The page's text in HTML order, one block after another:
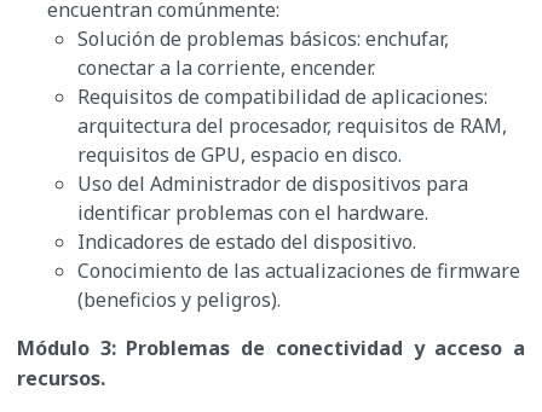
encuentran comúnmente:
Solución de problemas básicos: enchufar,
conectar a la corriente, encender.
Requisitos de compatibilidad de aplicaciones:
arquitectura del procesador, requisitos de RAM,
requisitos de GPU, espacio en disco.
Uso del Administrador de dispositivos para
identificar problemas con el hardware.
Indicadores de estado del dispositivo.
Conocimiento de las actualizaciones de firmware
(beneficios y peligros).
Módulo 3: Problemas de conectividad y acceso a
recursos.